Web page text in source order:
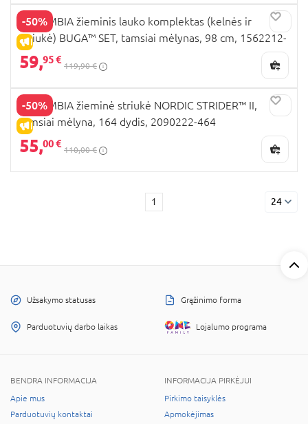
-50%
IŠPARDAVIMAS
COLUMBIA žieminis lauko komplektas (kelnės ir
striukė) BUGA™ SET, tamsiai mėlynas, 98 cm, 1562212-
467
59,95 €
119,90 €
-50%
IŠPARDAVIMAS
COLUMBIA žieminė striukė NORDIC STRIDER™ II,
tamsiai mėlyna, 164 dydis, 2090222-464
55,00 €
110,00 €
1 24
Užsakymo statusas Grąžinimo forma
Parduotuvių darbo laikas Lojalumo programa
BENDRA INFORMACIJA
Apie mus
Parduotuvių kontaktai
INFORMACIJA PIRKĖJUI
Pirkimo taisyklės
Apmokėjimas